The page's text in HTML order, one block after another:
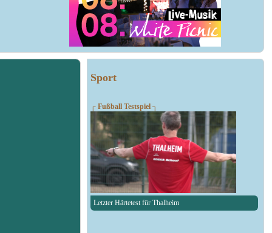
Sport
┌ Fußball Testspiel ┐
Letzter Härtetest für Thalheim